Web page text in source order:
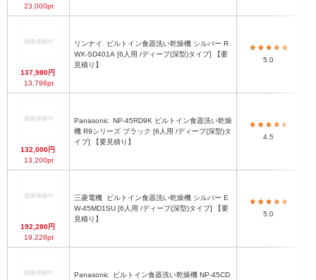
23,000pt
137,980円
13,798pt
リンナイ
WX-SD401A [6人用 /ディープ(深型)タイプ] 【要
見積り】
5.0
132,000円
13,200pt
Panasonic
機 R9シリーズ ブラック [6人用 /ディープ(深型)タ
イプ] 【要見積り】
4.5
192,280円
19,228pt
三菱電機
W-45MD1SU [6人用 /ディープ(深型)タイプ] 【要
見積り】
5.0
Panasonic